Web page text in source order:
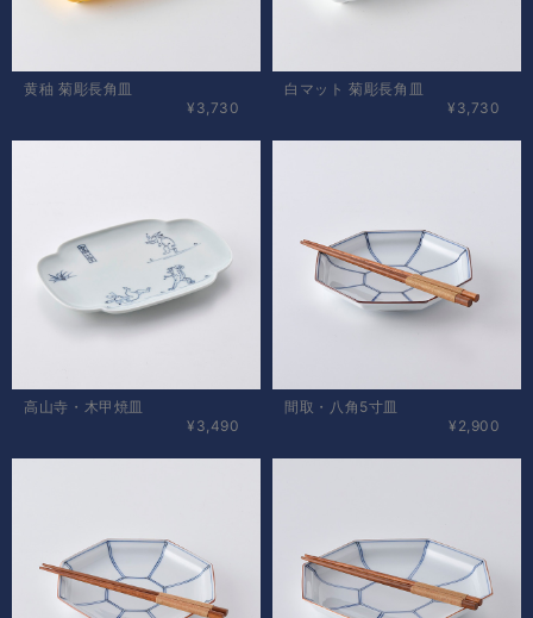
黄秞 菊彫長角皿
¥3,730
白マット 菊彫長角皿
¥3,730
高山寺・木甲焼皿
¥3,490
間取・八角5寸皿
¥2,900